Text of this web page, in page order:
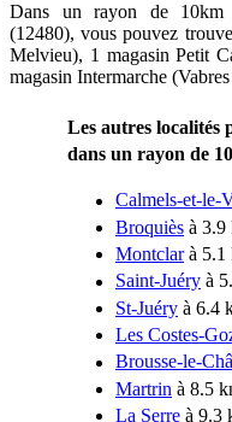
Dans un rayon de 10km
(12480), vous pouvez
Melvieu), 1 magasin Petit
magasin Intermarche
Les autres localités
dans un rayon de
Calmels-et-le-
Broquiès à 3.9
Montclarà 5.1
Saint-Juéry à
St-Juéry à 6.4
Les Costes-
Brousse-le-
Martrin à 8.5
La Serre à 9.3